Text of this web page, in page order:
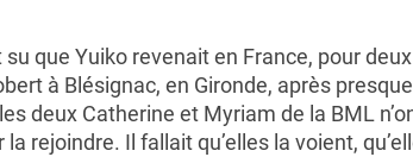
su que Yuiko revenait en France, pour
à Blésignac, en Gironde, après
deux Catherine et Myriam de la BML
la rejoindre. Il fallait qu’elles la voient,